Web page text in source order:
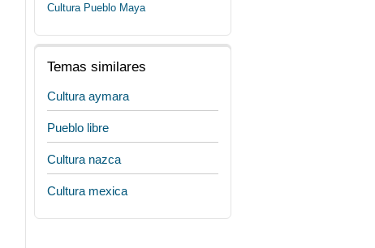
Cultura Pueblo Maya
Temas similares
Cultura aymara
Pueblo libre
Cultura nazca
Cultura mexica